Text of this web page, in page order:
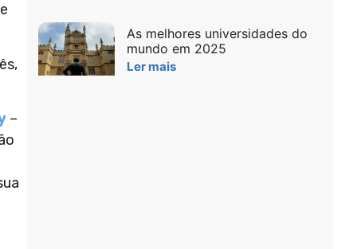
–
As melhores universidades do
mundo em 2025
Ler mais